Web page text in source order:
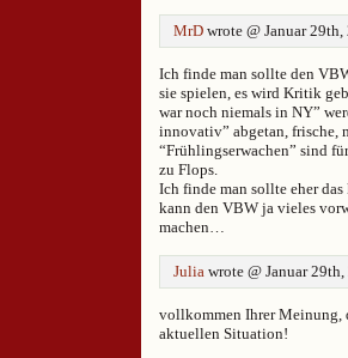
MrD wrote @ Januar
Ich finde man sollte den
sie spielen, es wird Kritik
war noch niemals in NY”
innovativ” abgetan, frische,
“Frühlingserwachen” sind
zu Flops.
Ich finde man sollte eher
kann den VBW ja vieles
machen…
Julia wrote @ Januar
vollkommen Ihrer Meinung,
aktuellen Situation!